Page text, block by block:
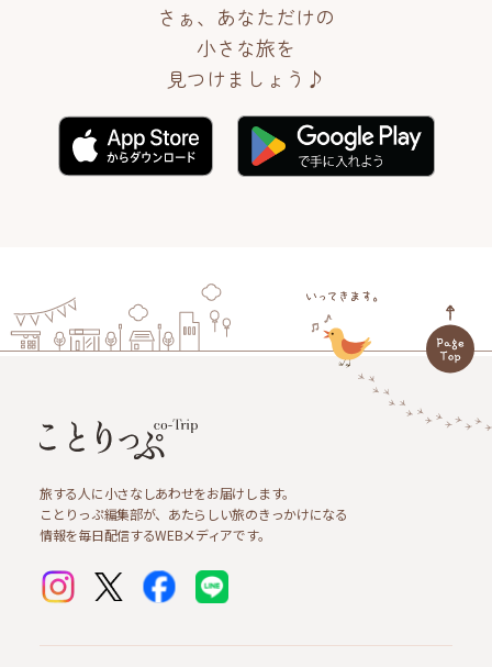
さぁ、あなただけの
小さな旅を
見つけましょう♪
旅する人に小さなしあわせをお届けします。
ことりっぷ編集部が、あたらしい旅のきっかけになる
情報を毎日配信するWEBメディアです。